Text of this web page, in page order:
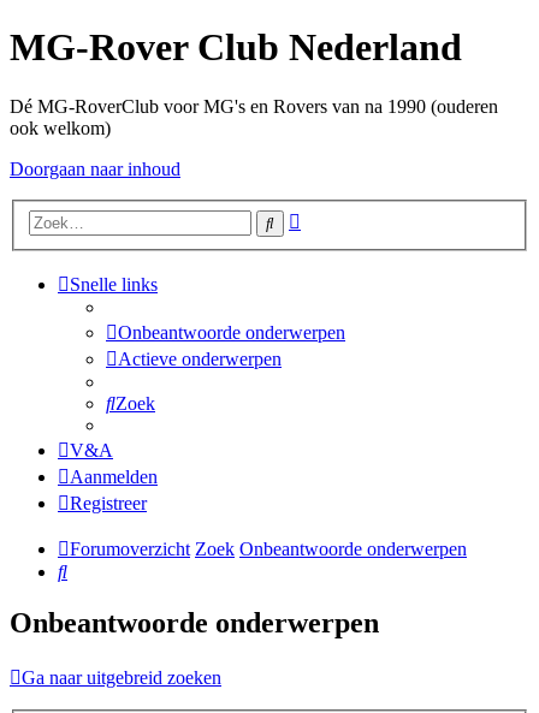
MG-Rover Club Nederland
Dé MG-RoverClub voor MG's en Rovers van na 1990 (ouderen
ook welkom)
Doorgaan naar inhoud
Zoek
Snelle links
Onbeantwoorde onderwerpen
Actieve onderwerpen
Zoek
V&A
Aanmelden
Registreer
Forumoverzicht Zoek Onbeantwoorde onderwerpen
Zoek
Onbeantwoorde onderwerpen
Ga naar uitgebreid zoeken